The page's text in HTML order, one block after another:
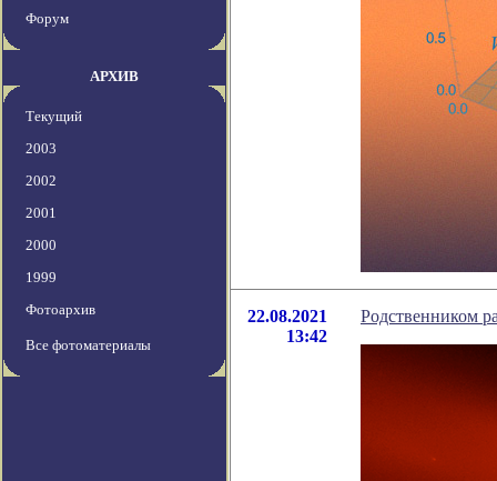
Форум
АРХИВ
Текущий
2003
2002
2001
2000
1999
Фотоархив
Все фотоматериалы
22.08.2021
13:42
Родственником